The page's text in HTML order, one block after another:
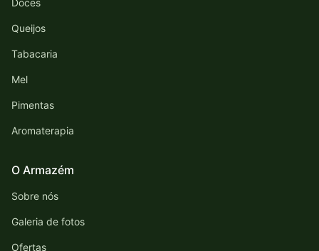
Queijos
Tabacaria
Mel
Pimentas
Aromaterapia
O Armazém
Sobre nós
Galeria de fotos
Ofertas